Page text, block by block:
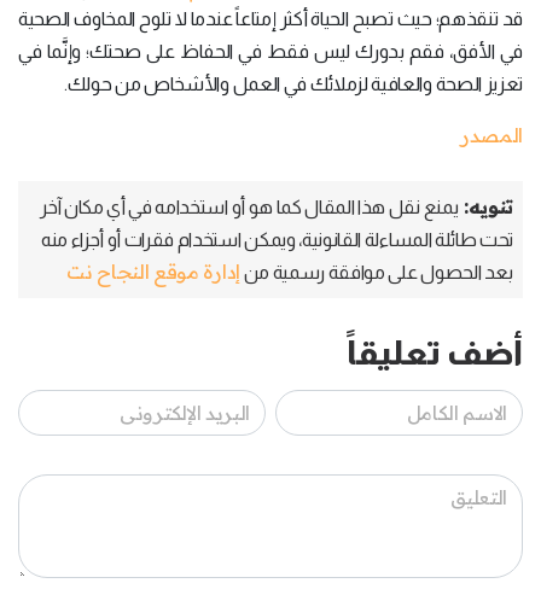
قد تنقذهم؛ حيث تصبح الحياة أكثر إمتاعاً عندما لا تلوح المخاوف الصحية
في الأفق، فقم بدورك ليس فقط في الحفاظ على صحتك؛ وإنَّما في
تعزيز الصحة والعافية لزملائك في العمل والأشخاص من حولك.
المصدر
تنويه: يمنع نقل هذا المقال كما هو أو استخدامه في أي مكان آخر
تحت طائلة المساءلة القانونية، ويمكن استخدام فقرات أو أجزاء منه
بعد الحصول على موافقة رسمية من إدارة موقع النجاح نت
أضف تعليقاً